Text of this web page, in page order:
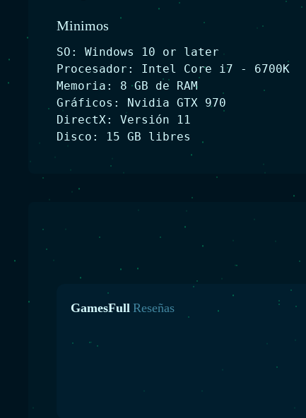
Minimos
SO: Windows 10 or later
Procesador: Intel Core i7 - 6700K
Memoria: 8 GB de RAM
Gráficos: Nvidia GTX 970
DirectX: Versión 11
Disco: 15 GB libres
GamesFull Reseñas